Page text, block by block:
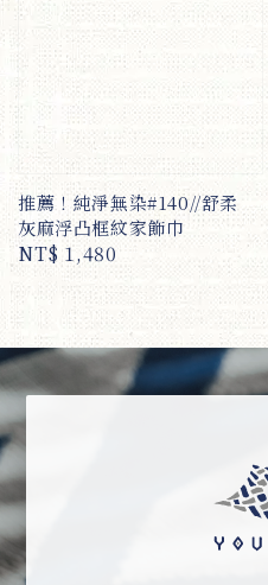
推薦！純淨無染#140//舒柔
灰麻浮凸框紋家飾巾
Regular
price
NT$ 1,480